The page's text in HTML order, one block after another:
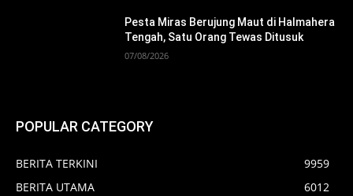
Pesta Miras Berujung Maut di Halmahera
Tengah, Satu Orang Tewas Ditusuk
07/08/2026
POPULAR CATEGORY
BERITA TERKINI
9959
BERITA UTAMA
6012